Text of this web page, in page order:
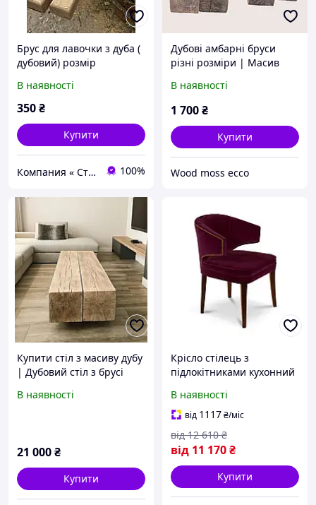
Брус для лавочки з дуба (
дубовий) розмір
В наявності
350₴
Купити
Компания « Строй Мастер » 100%
Дубові амбарні бруси
різні розміри | Масив
В наявності
1 700₴
Купити
Wood moss ecco
Купити стіл з масиву дубу
| Дубовий стіл з брусі
В наявності
21 000₴
Купити
Крісло стілець з
підлокітниками кухонний
79 см в ресторан, кафе,
бордовий темно-
червоний велюр
В наявності
від 1117₴/міс
від 11 170₴
від 12 610 ₴
Купити